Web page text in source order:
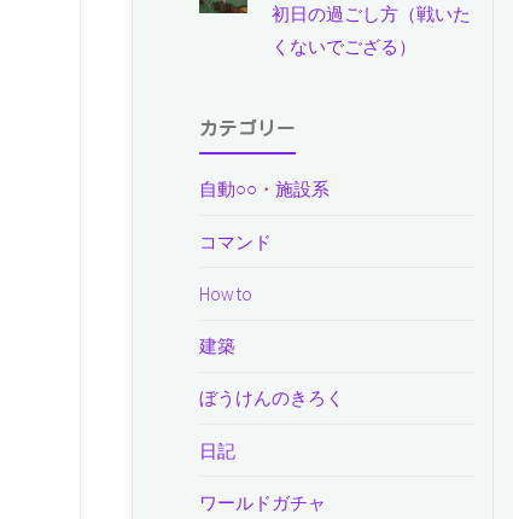
初日の過ごし方（戦いた
くないでござる）
カテゴリー
自動○○・施設系
コマンド
How to
建築
ぼうけんのきろく
日記
ワールドガチャ